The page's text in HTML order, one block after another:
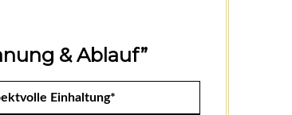
& Ablauf”
Einhaltung*